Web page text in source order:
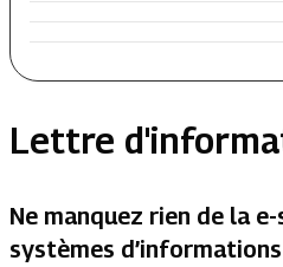
Lettre
Ne manquez rien de la
systèmes